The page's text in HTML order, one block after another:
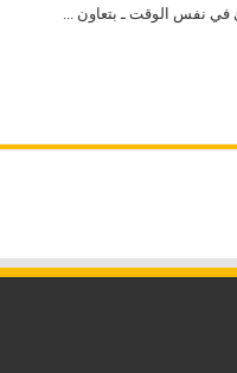
نفس الوقت ـ بتعاون ...